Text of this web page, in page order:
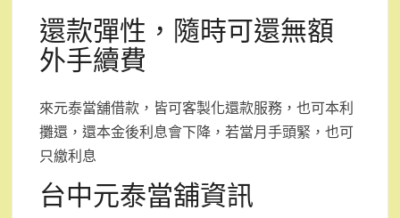
還款彈性，隨時可還無額
外手續費
來元泰當舖借款，皆可客製化還款服務，也可本利
攤還，還本金後利息會下降，若當月手頭緊，也可
只繳利息
台中元泰當舖資訊